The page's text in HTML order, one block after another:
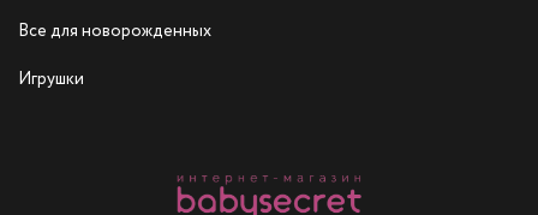
Все для новорожденных
Игрушки